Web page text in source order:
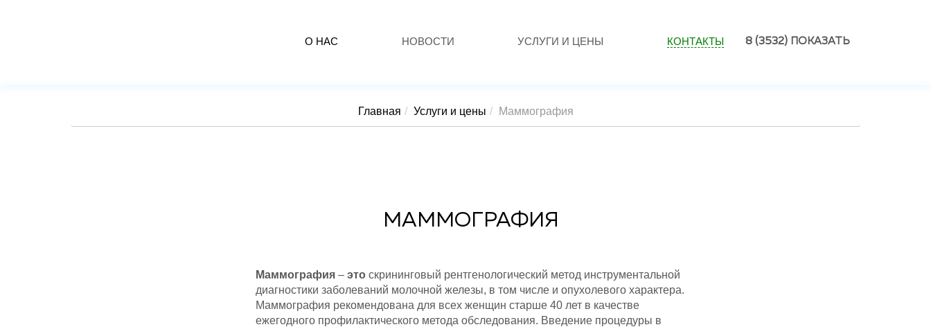
О НАС НОВОСТИ УСЛУГИ И ЦЕНЫ КОНТАКТЫ 8 (3532) ПОКАЗАТЬ
Главная Услуги и цены Маммография
МАММОГРАФИЯ
Маммография – это скрининговый рентгенологический метод инструментальной
диагностики заболеваний молочной железы, в том числе и опухолевого характера.
Маммография рекомендована для всех женщин старше 40 лет в качестве
ежегодного профилактического метода обследования. Введение процедуры в